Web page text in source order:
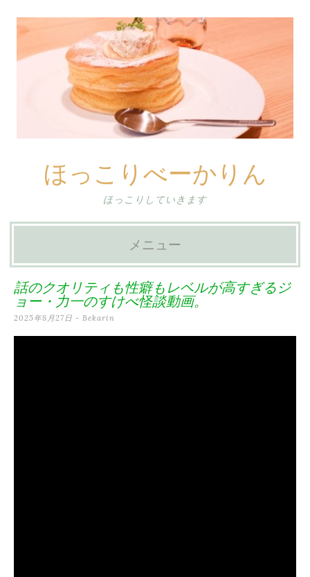
ほっこりべーかりん
ほっこりしていきます
メニュー
ン
テ
話のクオリティも性癖もレベルが高すぎるジ
ョー・力一のすけべ怪談動画。
2025年8月27日 - Bekarin